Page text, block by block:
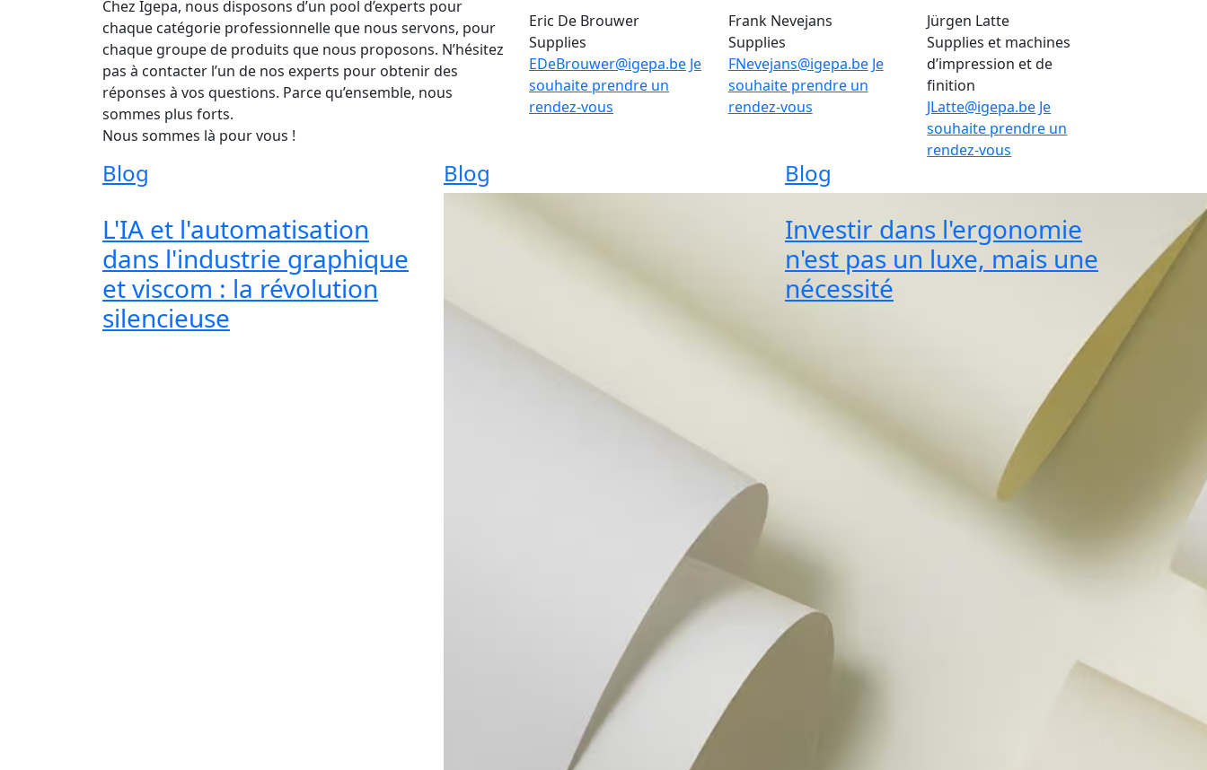
Chez Igepa, nous disposons d’un pool d’experts pour
chaque catégorie professionnelle que nous servons, pour
chaque groupe de produits que nous proposons. N’hésitez
pas à contacter l’un de nos experts pour obtenir des
réponses à vos questions. Parce qu’ensemble, nous
sommes plus forts.
Nous sommes là pour vous !
Eric De Brouwer
Supplies
EDeBrouwer@igepa.be Je
souhaite prendre un
rendez-vous
Frank Nevejans
Supplies
FNevejans@igepa.be Je
souhaite prendre un
rendez-vous
Jürgen Latte
Supplies et machines
d’impression et de
finition
JLatte@igepa.be Je
souhaite prendre un
rendez-vous
Blog
L'IA et l'automatisation
dans l'industrie graphique
et viscom : la révolution
silencieuse
Blog Blog
Investir dans l'ergonomie
n'est pas un luxe, mais une
nécessité